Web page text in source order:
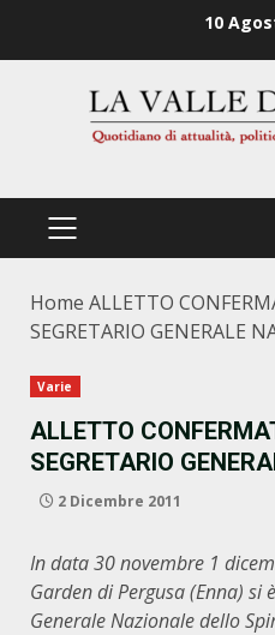
10
PRIMÄRES
Home ALLETTO
SEGRETARIO GENERALE
Varie
ALLETTO
SEGRETARIO
2 Dicembre 2011
In data 30 novembre 1
Garden di Pergusa (Enna) siè
Generale Nazionale dello